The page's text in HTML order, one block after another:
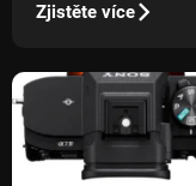
této cestě.
Zjistěte více